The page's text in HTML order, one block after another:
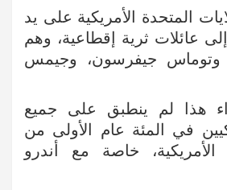
المتحدة الأمريكية على يد
عائلات ثرية إقطاعية، وهم
وتوماس جيفرسون، وجيمس
هذا لم ينطبق على جميع
في المئة عام الأولى من
خاصة مع أندرو